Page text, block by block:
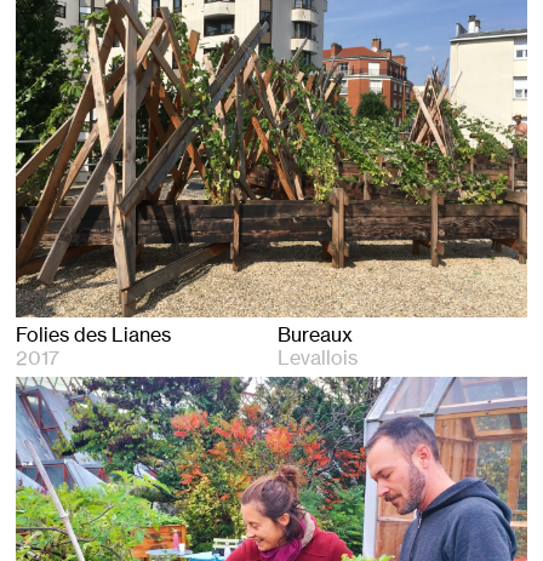
Folies des Lianes
2017
Bureaux
Levallois